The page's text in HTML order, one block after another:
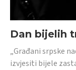
Dan bijelih
„Građani srpske
izvjesiti bijele